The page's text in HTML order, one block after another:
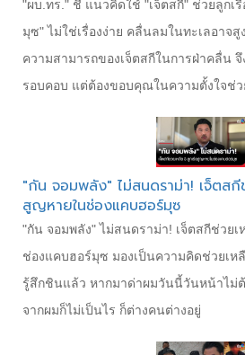
"ผบ.ทร." ชี้ แนวคิดใช้ "เจ็ตสกี" ช่วยลูกเ
มุซ" ไม่ใช่เรื่องง่าย คลื่นลมในทะเลอาจสู
ความสามารถของเจ็ตสกีในการฝ่าคลื่น
รอบคอบ แต่ต้องขอบคุณในความตั้งใจช่ว
"กัน จอมพลัง" ไม่สนดราม่า! เจ็ตส
สูญหายในช่องแคบฮอร์มุซ
"กัน จอมพลัง" ไม่สนดราม่า! เจ็ตสกีช่วย
ช่องแคบฮอร์มุซ มองเป็นความคิดช่วยเห
รู้สึกชินแล้ว หากมาด่าผมวันนี้วันหน้าไม่
จากผมก็ไม่เป็นไร ก็ต่างคนต่างอยู่